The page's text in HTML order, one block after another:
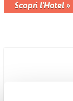
Scopri l'Hotel »